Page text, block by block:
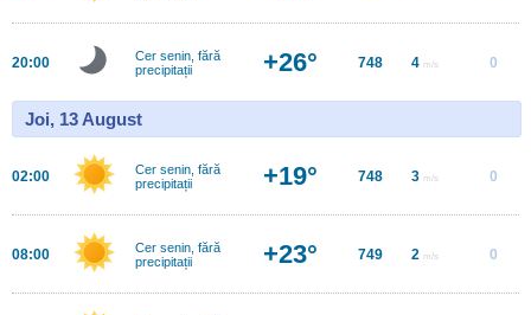
20:00
Cer senin, fără
precipitații
+26° 748 4 m/s 0
Joi, 13 August
02:00
Cer senin, fără
precipitații
+19° 748 3 m/s 0
08:00
Cer senin, fără
precipitații
+23° 749 2 m/s 0